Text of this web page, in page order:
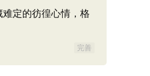
定的彷徨心情，格
完善